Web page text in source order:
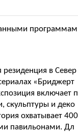
программам
резиденция в Север
«Бриджерт
включает п
скульптуры и деко
охватывает 400
павильонами. Дл